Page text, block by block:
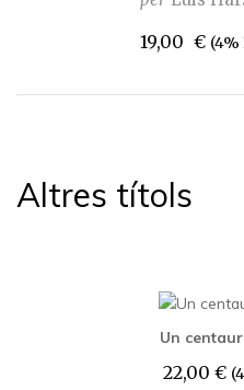
19,00 € (4%
Altres títols
Un
22,00 €